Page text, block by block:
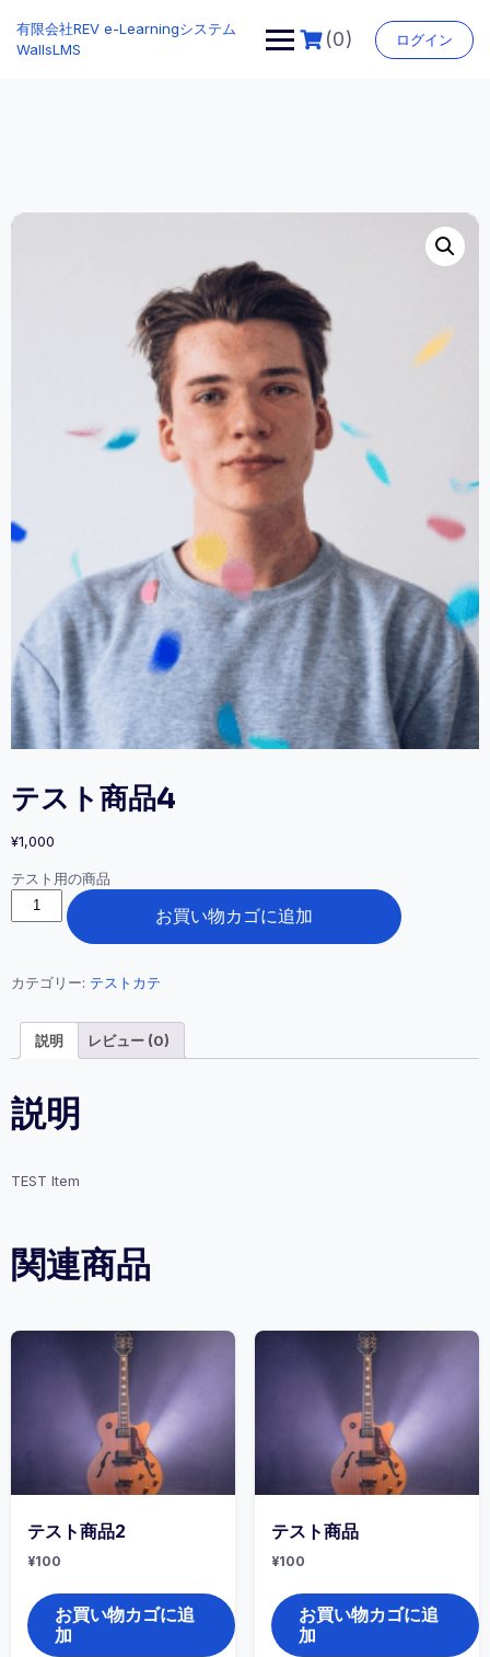
content
有限会社REV e-Learningシステム
WallsLMS
(0) ログイン
テスト商品4
¥1,000
テスト用の商品
ス
品
個
お買い物カゴに追加
カテゴリー: テストカテ
説明 レビュー (0)
説明
TEST Item
関連商品
テスト商品2
¥100
お買い物カゴに追
加
テスト商品
¥100
お買い物カゴに追
加